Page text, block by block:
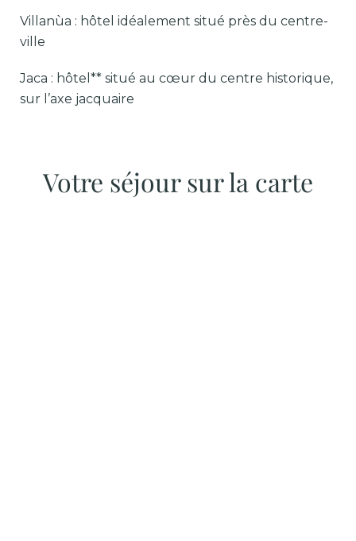
Villanùa : hôtel idéalement situé près du centre-
ville
Jaca : hôtel** situé au cœur du centre historique,
sur l’axe jacquaire
Votre séjour sur la carte